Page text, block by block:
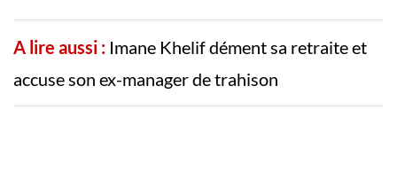
A lire aussi : Imane Khelif dément sa retraite et
accuse son ex-manager de trahison